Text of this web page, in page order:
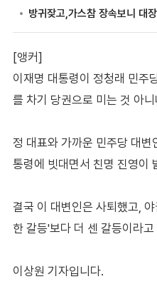
[앵커]
이재명 대통령이 정청래 민주
를 차기 당권으로 미는 것 아
정 대표와 가까운 민주당 대변
통령에 빗대면서 친명 진영이
결국 이 대변인은 사퇴했고,
한 갈등'보다 더 센 갈등이라
이상원 기자입니다.